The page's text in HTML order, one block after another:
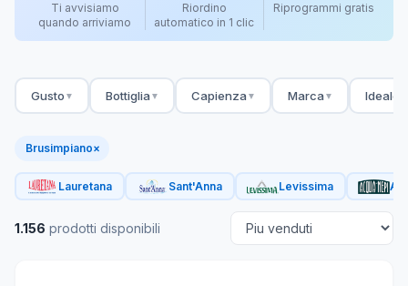
Ti avvisiamo
quando arriviamo
Riordino
automatico in 1 clic
Riprogrammi gratis
Gusto ▼ Bottiglia ▼ Capienza ▼ Marca ▼ Ideale
Brusimpiano×
Lauretana Sant'Anna Levissima
1.156 prodotti disponibili